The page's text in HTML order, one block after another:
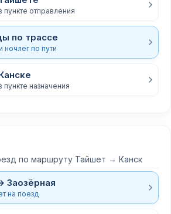
пункте отправления
по трассе
ночлег по пути
пункте назначения
по маршруту Тайшет → Канск
Заозёрная
на поезд